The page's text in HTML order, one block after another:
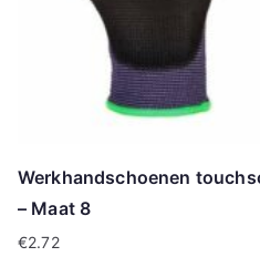
Werkhandschoenen
– Maat 8
€2.72